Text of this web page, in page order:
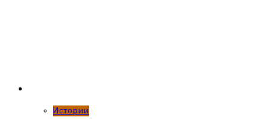
Истории